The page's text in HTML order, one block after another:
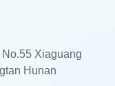
Xiaguang
Hunan